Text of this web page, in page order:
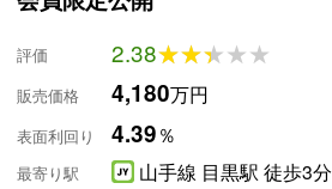
評価 2.38★★★★★
★★★★★
販売価格 4,180万円
表面利回り 4.39％
最寄り駅 山手線 目黒駅 徒歩3分